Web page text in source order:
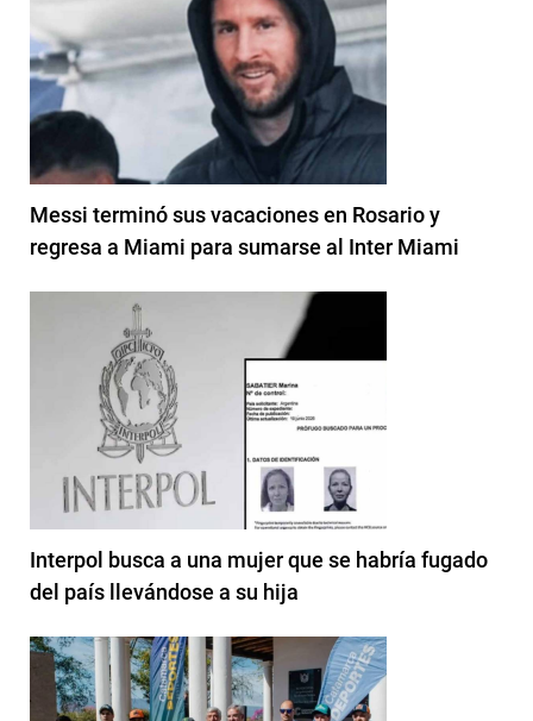
Messi terminó sus vacaciones en Rosario y
regresa a Miami para sumarse al Inter Miami
Interpol busca a una mujer que se habría fugado
del país llevándose a su hija